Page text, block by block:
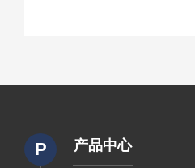
P 产品中心